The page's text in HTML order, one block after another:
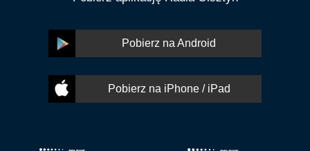
Pobierz na Android
Pobierz na iPhone / iPad